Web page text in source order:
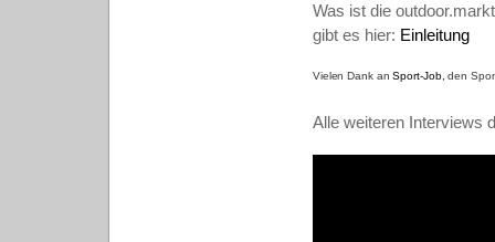
Was ist die
gibt es hier: Einleitung
Vielen Dank anSport-Job, den
Alle weiteren Interviews